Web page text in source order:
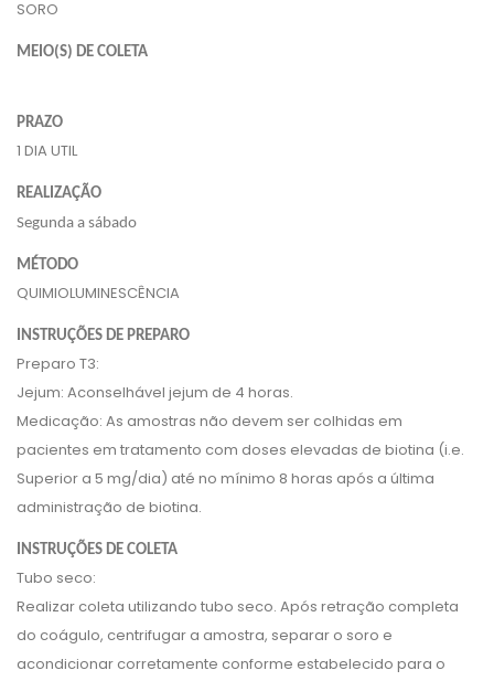
SORO
MEIO(S) DE COLETA
PRAZO
1 DIA UTIL
REALIZAÇÃO
Segunda a sábado
MÉTODO
QUIMIOLUMINESCÊNCIA
INSTRUÇÕES DE PREPARO
Preparo T3:
Jejum: Aconselhável jejum de 4 horas.
Medicação: As amostras não devem ser colhidas em
pacientes em tratamento com doses elevadas de biotina (i.e.
Superior a 5 mg/dia) até no mínimo 8 horas após a última
administração de biotina.
INSTRUÇÕES DE COLETA
Tubo seco:
Realizar coleta utilizando tubo seco. Após retração completa
do coágulo, centrifugar a amostra, separar o soro e
acondicionar corretamente conforme estabelecido para o